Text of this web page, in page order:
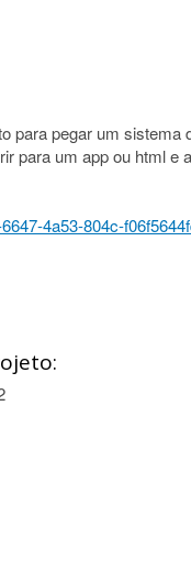
para pegar um sistema
para um app ou html e
4a53-804c-